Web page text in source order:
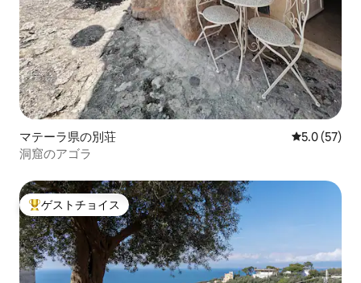
マテーラ県の別荘 レビュー57
5.0 (57)
洞窟のアゴラ
大好評のゲストチョイスです。
ゲストチョイス